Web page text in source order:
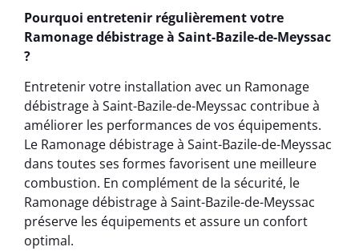
Pourquoi entretenir régulièrement votre
Ramonage débistrage à Saint-Bazile-de-Meyssac
?
Entretenir votre installation avec un Ramonage
débistrage à Saint-Bazile-de-Meyssac contribue à
améliorer les performances de vos équipements.
Le Ramonage débistrage à Saint-Bazile-de-Meyssac
dans toutes ses formes favorisent une meilleure
combustion. En complément de la sécurité, le
Ramonage débistrage à Saint-Bazile-de-Meyssac
préserve les équipements et assure un confort
optimal.